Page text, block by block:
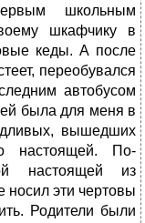
школьным
шкафчику в
кеды. А после
переобувался
автобусом
была для меня в
вышедших
настоящей. По-
настоящей из
носил эти чертовы
Родители были